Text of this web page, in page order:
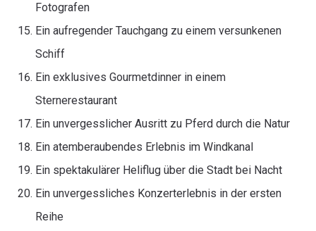
Fotografen
Ein aufregender Tauchgang zu einem versunkenen
Schiff
Ein exklusives Gourmetdinner in einem
Sternerestaurant
Ein unvergesslicher Ausritt zu Pferd durch die Natur
Ein atemberaubendes Erlebnis im Windkanal
Ein spektakulärer Heliflug über die Stadt bei Nacht
Ein unvergessliches Konzerterlebnis in der ersten
Reihe